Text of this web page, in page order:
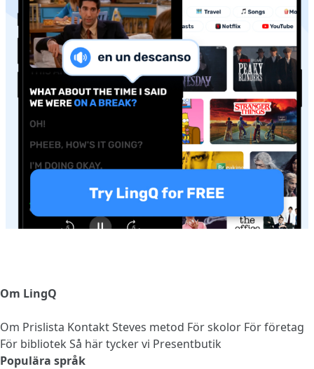
Om LingQ
Om Prislista KontaktSteves metod För skolor För företag
För bibliotek Så här tycker vi Presentbutik
Populära språk